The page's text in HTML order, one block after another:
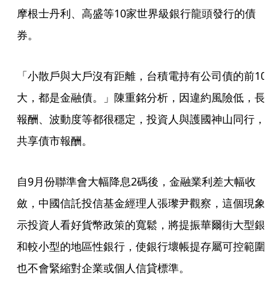
摩根士丹利、高盛等10家世界級銀行龍頭發行的債
券。
「小散戶與大戶沒有距離，台積電持有公司債的前10
大，都是金融債。」陳重銘分析，因違約風險低，長
報酬、波動度等都很穩定，投資人與護國神山同行，
共享債市報酬。
自9月份聯準會大幅降息2碼後，金融業利差大幅收
斂，中國信託投信基金經理人張瓈尹觀察，這個現象
示投資人看好貨幣政策的寬鬆，將提振華爾街大型銀
和較小型的地區性銀行，使銀行壞帳提存屬可控範圍
也不會緊縮對企業或個人信貸標準。